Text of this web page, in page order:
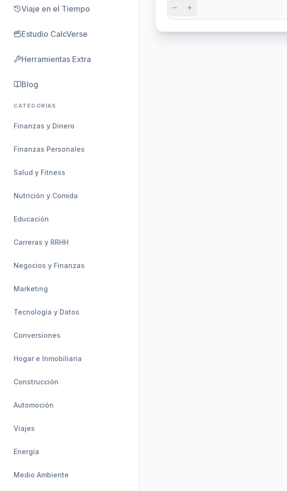
Viaje en el Tiempo
Estudio CalcVerse
Herramientas Extra
Blog
CATEGORÍAS
Finanzas y Dinero
Finanzas Personales
Salud y Fitness
Nutrición y Comida
Educación
Carreras y RRHH
Negocios y Finanzas
Marketing
Tecnología y Datos
Conversiones
Hogar e Inmobiliaria
Construcción
Automoción
Viajes
Energía
Medio Ambiente